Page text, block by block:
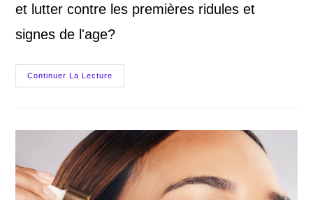
et lutter contre les premières ridules et
signes de l'age?
Continuer La Lecture
Avoir
Les
Meilleures
Crèmes
Pour
Visage